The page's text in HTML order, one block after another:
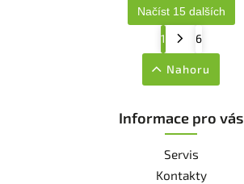
Načíst 15 dalších
1 6
Nahoru
Informace pro vás
Servis
Kontakty